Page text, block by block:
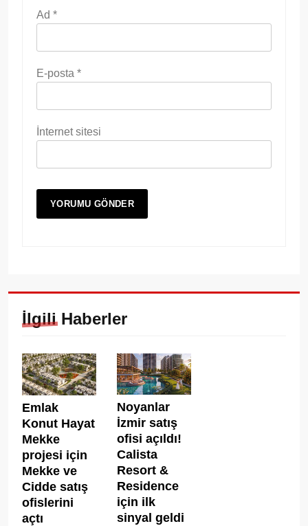
Ad *
E-posta *
İnternet sitesi
İlgili Haberler
Emlak
Konut Hayat
Mekke
projesi için
Mekke ve
Cidde satış
ofislerini
açtı
Noyanlar
İzmir satış
ofisi açıldı!
Calista
Resort &
Residence
için ilk
sinyal geldi